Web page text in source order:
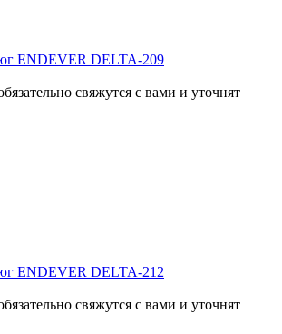
ENDEVER DELTA-209
свяжутся с вами и уточнят
ENDEVER DELTA-212
свяжутся с вами и уточнят